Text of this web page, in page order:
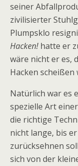
seiner
zivilisierter
Plumpsklo
Hacken!hatte er
wäre nicht er es,
Hacken scheißen
Natürlich war es
spezielle Art
die richtige
nicht lange, bis
zurücksehnen
sich von der